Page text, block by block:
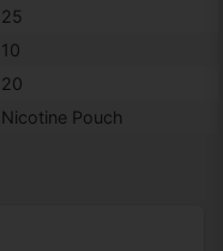
25
10
20
Nicotine Pouch